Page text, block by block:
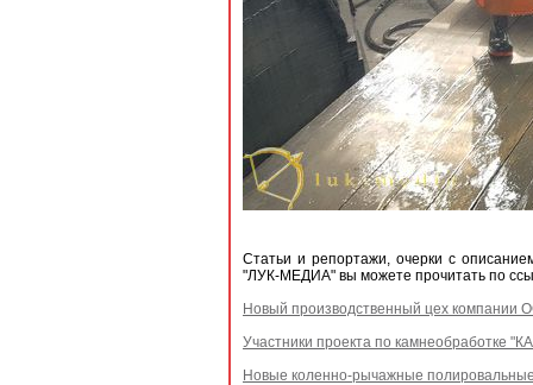
Статьи и репортажи, очерки с
"ЛУК-МЕДИА" вы можете прочитать по
Новый производственный цех компании
Участники проекта по камнеобработке
Новые коленно-рычажные